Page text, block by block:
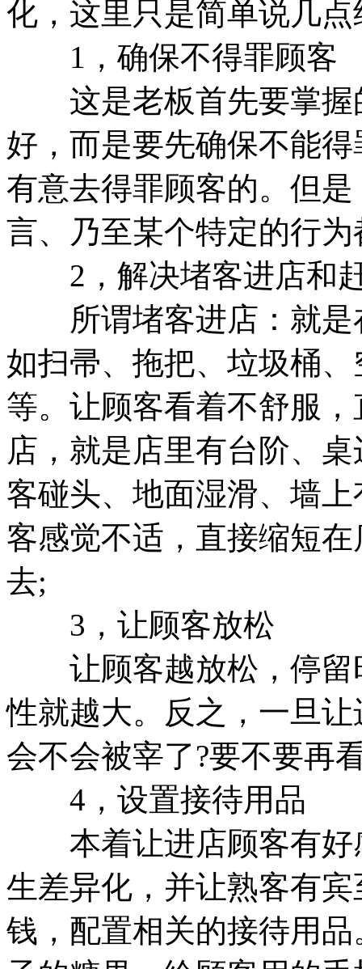
化，这里只是简单说几点
1，确保不得罪顾客
这是老板首先要掌握
好，而是要先确保不能
有意去得罪顾客的。但
言、乃至某个特定的行
2，解决堵客进店和
所谓堵客进店：就是
如扫帚、拖把、垃圾桶
等。让顾客看着不舒服
店，就是店里有台阶、
客碰头、地面湿滑、墙
客感觉不适，直接缩短
去;
3，让顾客放松
让顾客越放松，停留
性就越大。反之，一旦
会不会被宰了?要不要再
4，设置接待用品
本着让进店顾客有好
生差异化，并让熟客有
钱，配置相关的接待用